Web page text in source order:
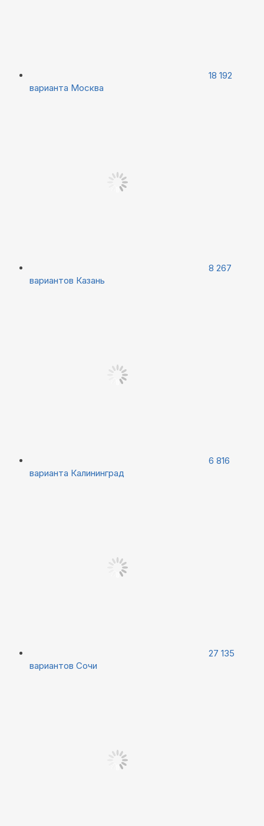
18 192
варианта Москва
8 267
вариантов Казань
6 816
варианта Калининград
27 135
вариантов Сочи